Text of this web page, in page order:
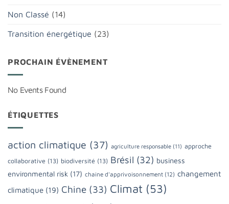
Non Classé (14)
Transition énergétique (23)
PROCHAIN ÉVÈNEMENT
No Events Found
ÉTIQUETTES
action climatique (37) agriculture responsable (11) approche
collaborative (13) biodiversité (13) Brésil (32) business
environmental risk (17) chaine d'apprivoisonnement (12) changement
climatique (19) Chine (33) Climat (53)